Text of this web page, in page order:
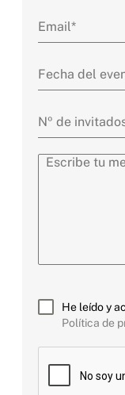
He leído y
Política de